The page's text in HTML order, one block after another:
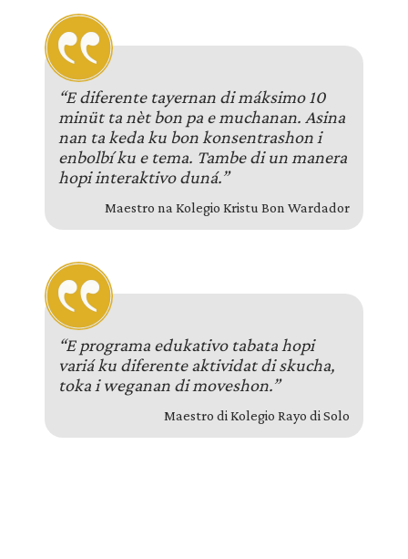
“E diferente tayernan di máksimo 10
minüt ta nèt bon pa e muchanan. Asina
nan ta keda ku bon konsentrashon i
enbolbí ku e tema. Tambe di un manera
hopi interaktivo duná.”
Maestro na Kolegio Kristu Bon Wardador
“E programa edukativo tabata hopi
variá ku diferente aktividat di skucha,
toka i weganan di moveshon.”
Maestro di Kolegio Rayo di Solo